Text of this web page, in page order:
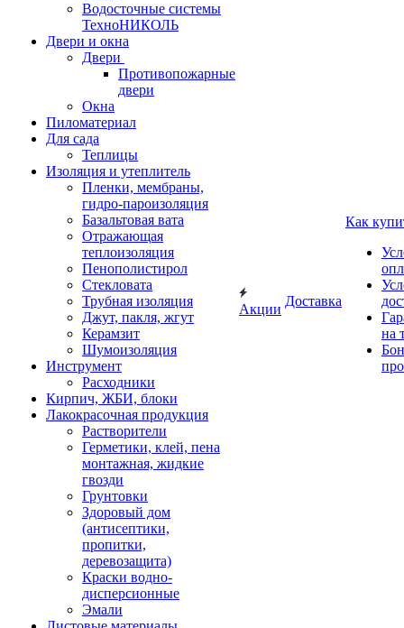
Водосточные системы
ТехноНИКОЛЬ
Двери и окна
Двери
Противопожарные
двери
Окна
Пиломатериал
Для сада
Теплицы
Изоляция и утеплитель
Пленки, мембраны,
гидро-пароизоляция
Базальтовая вата
Отражающая
теплоизоляция
Пенополистирол
Стекловата
Трубная изоляция
Джут, пакля, жгут
Керамзит
Шумоизоляция
Инструмент
Расходники
Кирпич, ЖБИ, блоки
Лакокрасочная продукция
Растворители
Герметики, клей, пена
монтажная, жидкие
гвозди
Грунтовки
Здоровый дом
(антисептики,
пропитки,
деревозащита)
Краски водно-
дисперсионные
Эмали
Акции
Доставка
Как
на